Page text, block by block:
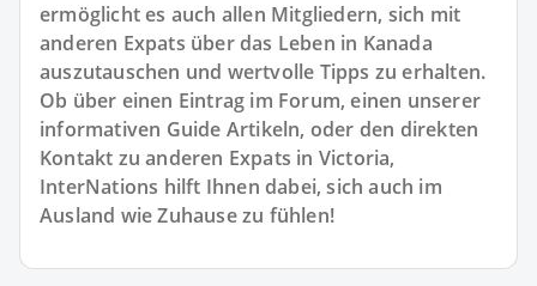
ermöglicht es auch allen Mitgliedern, sich mit
anderen Expats über das Leben in Kanada
auszutauschen und wertvolle Tipps zu erhalten.
Ob über einen Eintrag im Forum, einen unserer
informativen Guide Artikeln, oder den direkten
Kontakt zu anderen Expats in Victoria,
InterNations hilft Ihnen dabei, sich auch im
Ausland wie Zuhause zu fühlen!